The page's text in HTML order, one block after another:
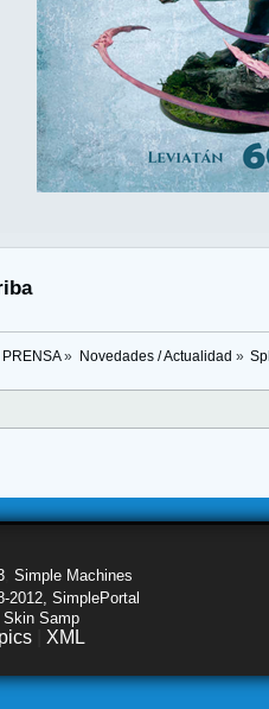
» Novedades / Actualidad »
Simple Machines
2012, SimplePortal
Samp
XML